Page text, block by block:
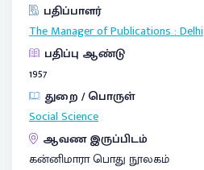
பதிப்பாளர்
The Manager of Publications:Delhi
பதிப்பு ஆண்டு
1957
துறை / பொருள்
Social Science
ஆவண இருப்பிடம்
கன்னிமாரா பொது நூலகம்